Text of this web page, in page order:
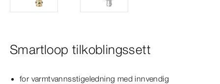
Smartloop tilkoblingssett
for varmtvannsstigeledning med innvendig